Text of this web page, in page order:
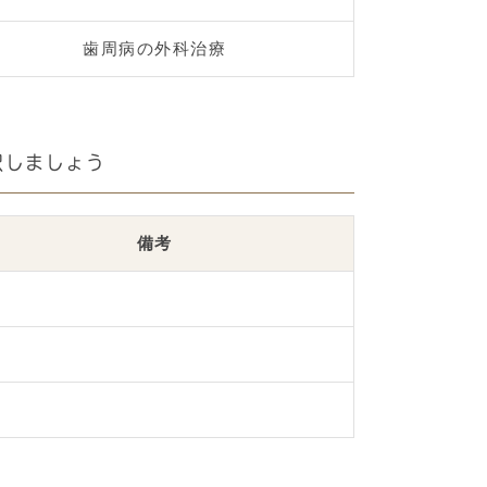
歯周病の外科治療
ましょう
備考